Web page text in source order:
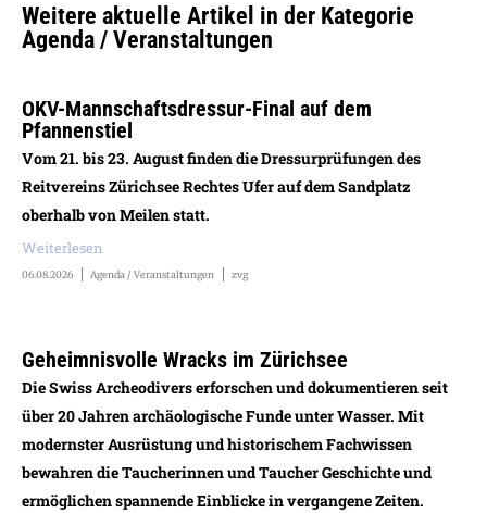
Weitere aktuelle Artikel in der Kategorie
Agenda / Veranstaltungen
OKV-Mannschaftsdressur-Final auf dem
Pfannenstiel
Vom 21. bis 23. August finden die Dressurprüfungen des
Reitvereins Zürichsee Rechtes Ufer auf dem Sandplatz
oberhalb von Meilen statt.
Weiterlesen
06.08.2026 Agenda / Veranstaltungen zvg
Geheimnisvolle Wracks im Zürichsee
Die Swiss Archeodivers erforschen und dokumentieren seit
über 20 Jahren archäologische Funde unter Wasser. Mit
modernster Ausrüstung und historischem Fachwissen
bewahren die Taucherinnen und Taucher Geschichte und
ermöglichen spannende Einblicke in vergangene Zeiten.